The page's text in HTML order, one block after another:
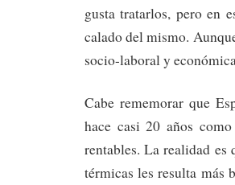
gusta tratarlos, pero en
calado del mismo.
socio-laboral y
Cabe rememorar que
hace casi 20 años
rentables. La realidad es
térmicas les resulta más